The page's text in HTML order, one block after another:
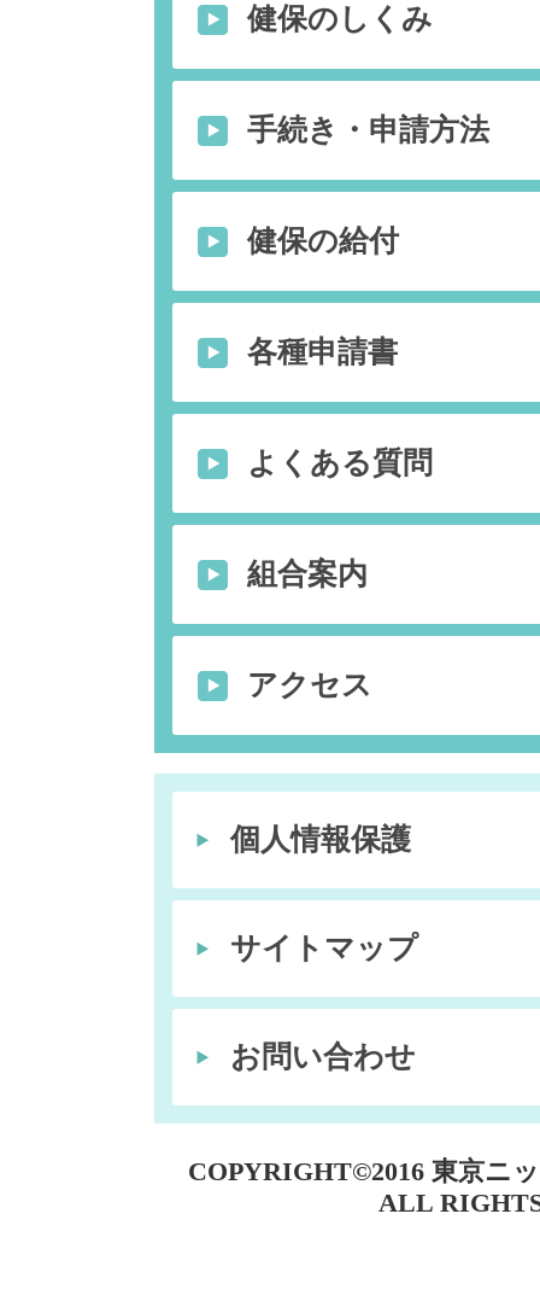
健保のしくみ
手続き・申請方法
健保の給付
各種申請書
よくある質問
組合案内
アクセス
個人情報保護
サイトマップ
お問い合わせ
COPYRIGHT©2016 東京ニ
ALL